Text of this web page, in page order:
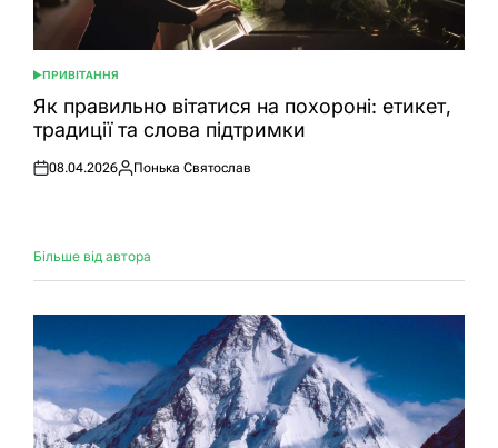
ОПУБЛІКУВАТИ
У
ПРИВІТАННЯ
Як правильно вітатися на похороні: етикет,
традиції та слова підтримки
Оприлюднено
08.04.2026
Опубліковано
Понька Святослав
Більше від автора